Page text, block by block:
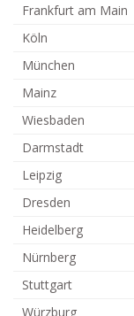
Frankfurt am Main
Köln
München
Mainz
Wiesbaden
Darmstadt
Leipzig
Dresden
Heidelberg
Nürnberg
Stuttgart
Würzburg